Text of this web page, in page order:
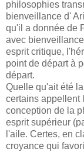
philosophies
bienveillance d'
qu'il a donnée de
avec
esprit critique,
point de départ à
départ.
Quelle qu'ait été
certains appellent
conception de la
esprit supérieur
l'aile. Certes, en
croyance qui